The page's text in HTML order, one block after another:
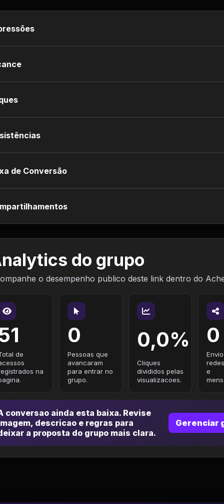
de Conversão
do grupo
o desempenho publico deste link dentro do
de
na
0
Pessoas que
avancaram
para entrar no
grupo.
0,0%
Cliques
divididos pelas
visualizacoes.
0
e
conversao ainda esta baixa. Revise
descricao e regras para
a proposta do grupo mais clara.
Gerenciar